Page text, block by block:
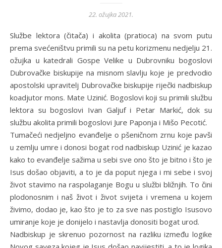
22. ožujka 2021.
Službe lektora (čitača) i akolita (pratioca) na svom putu
prema svećeništvu primili su na petu korizmenu nedjelju 21.
ožujka u katedrali Gospe Velike u Dubrovniku bogoslovi
Dubrovačke biskupije na misnom slavlju koje je predvodio
apostolski upravitelj Dubrovačke biskupije riječki nadbiskup
koadjutor mons. Mate Uzinić. Bogoslovi koji su primili službu
lektora su bogoslovi Ivan Galjuf i Petar Markić, dok su
službu akolita primili bogoslovi Jure Paponja i Mišo Pecotić.
Tumačeći nedjeljno evanđelje o pšeničnom zrnu koje pavši
u zemlju umre i donosi bogat rod nadbiskup Uzinić je kazao
kako to evanđelje sažima u sebi sve ono što je bitno i što je
Isus došao objaviti, a to je da poput njega i mi sebe i svoj
život stavimo na raspolaganje Bogu u službi bližnjih. To čini
plodonosnim i naš život i život svijeta i vremena u kojem
živimo, dodao je, kao što je to za sve nas postiglo Isusovo
umiranje koje je donijelo i nastavlja donositi bogat urod.
Nadbiskup je skrenuo pozornost na razliku između logike